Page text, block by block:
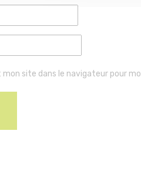
site dans le navigateur pour